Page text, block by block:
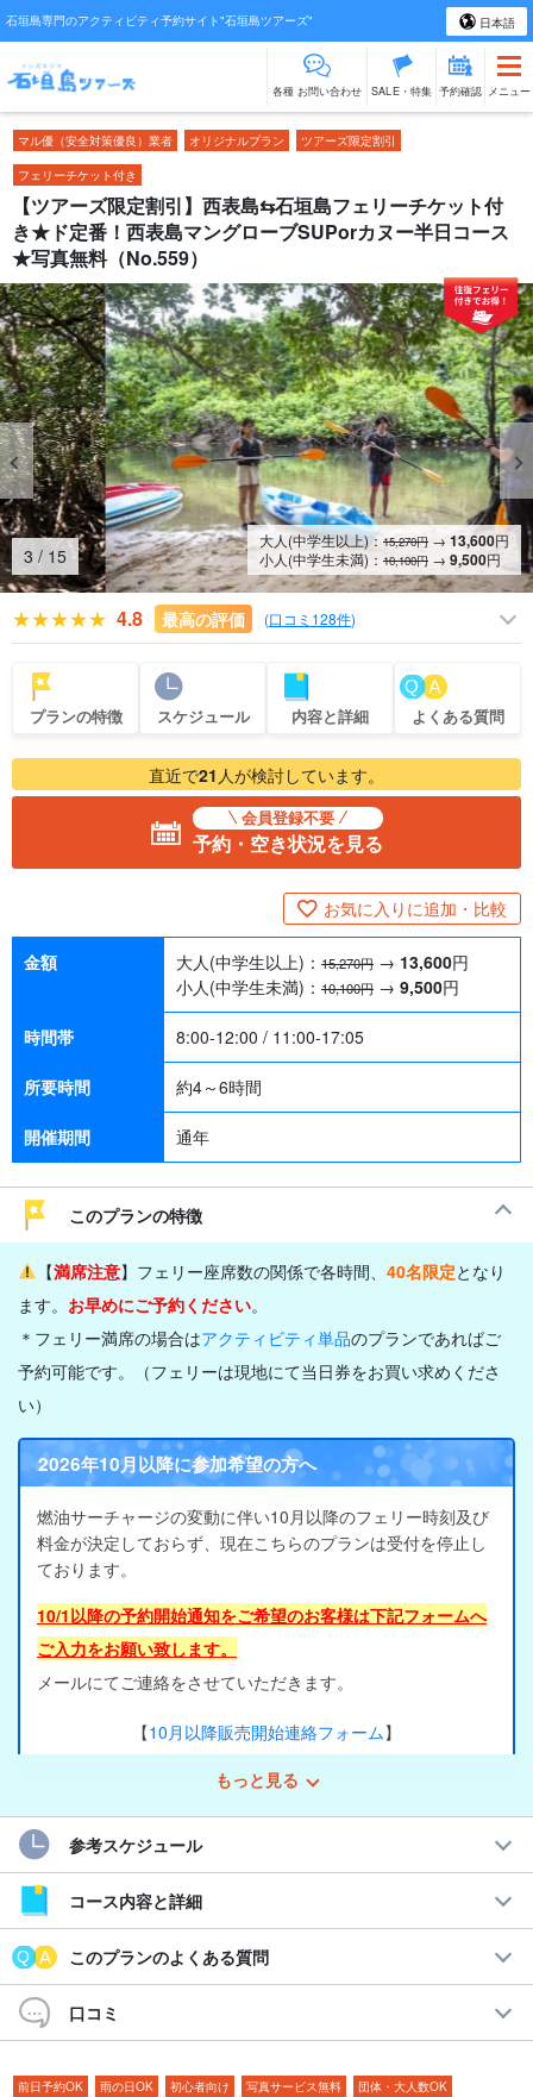
石垣島専門のアクティビティ予約サイト"石垣島ツアーズ" 日本語
各種 お問い合わせ SALE・特集 予約確認 メニュー
マル優（安全対策優良）業者 オリジナルプラン ツアーズ限定割引
フェリーチケット付き
【ツアーズ限定割引】西表島⇆石垣島フェリーチケット付
き★ド定番！西表島マングローブSUPorカヌー半日コース
★写真無料（No.559）
4 / 15
大人(中学生以上)： 15,270円 → 13,600円
小人(中学生未満)： 10,100円 → 9,500円
4.8 最高の評価 (口コミ128件)
プランの特徴 スケジュール 内容と詳細 よくある質問
直近で21 人が検討しています。
会員登録不要
予約・空き状況を見る
お気に入りに追加・比較
金額 大人(中学生以上)： 15,270円 → 13,600円
小人(中学生未満)： 10,100円 → 9,500円
時間帯 8:00-12:00 / 11:00-17:05
所要時間 約4～6時間
開催期間 通年
このプランの特徴
【満席注意】フェリー座席数の関係で各時間、 40名限定となり
ます。 お早めにご予約ください。
＊フェリー満席の場合はアクティビティ単品のプランであればご
予約可能です。（フェリーは現地にて当日券をお買い求めくださ
い）
2026年10月以降に参加希望の方へ
燃油サーチャージの変動に伴い10月以降のフェリー時刻及び
料金が決定しておらず、現在こちらのプランは受付を停止し
ております。
10/1以降の予約開始通知をご希望のお客様は下記フォームへ
ご入力をお願い致します。
メールにてご連絡をさせていただきます。
【10月以降販売開始連絡フォーム】
もっと見る
参考スケジュール
コース内容と詳細
このプランのよくある質問
口コミ
前日予約OK 雨の日OK 初心者向け 写真サービス無料
団体・大人数OK